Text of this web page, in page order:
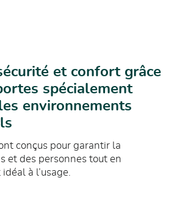
et confort grâce
spécialement
environnements
conçus pour garantir la
et des personnes tout en
à l’usage.